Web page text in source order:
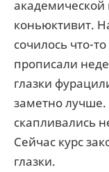
коньюктивит.
сочилось что-
прописали
глазки
заметно лучше.
скапливались
Сейчас курс
глазки.